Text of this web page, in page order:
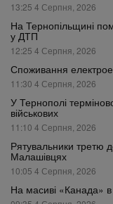
13:25 4 Серпня, 2026
На Тернопільщині
у ДТП
12:25 4 Серпня, 2026
Споживання
11:30 4 Серпня, 2026
У Тернополі
військових
11:10 4 Серпня, 2026
Рятувальники третю
Малашівцях
10:05 4 Серпня, 2026
На масиві «Канада»